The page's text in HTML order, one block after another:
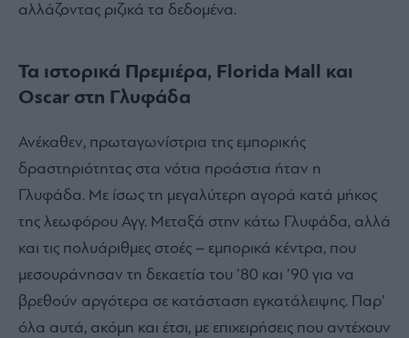
αλλάζοντας ριζικά τα δεδομένα.
Τα ιστορικά Πρεμιέρα, Florida Mall και
Oscar στη Γλυφάδα
Ανέκαθεν, πρωταγωνίστρια της εμπορικής
δραστηριότητας στα νότια προάστια ήταν η
Γλυφάδα. Με ίσως τη μεγαλύτερη αγορά κατά μήκος
της λεωφόρου Αγγ. Μεταξά στην κάτω Γλυφάδα, αλλά
και τις πολυάριθμες στοές – εμπορικά κέντρα, που
μεσουράνησαν τη δεκαετία του ’80 και ’90 για να
βρεθούν αργότερα σε κατάσταση εγκατάλειψης. Παρ’
όλα αυτά, ακόμη και έτσι, με επιχειρήσεις που αντέχουν